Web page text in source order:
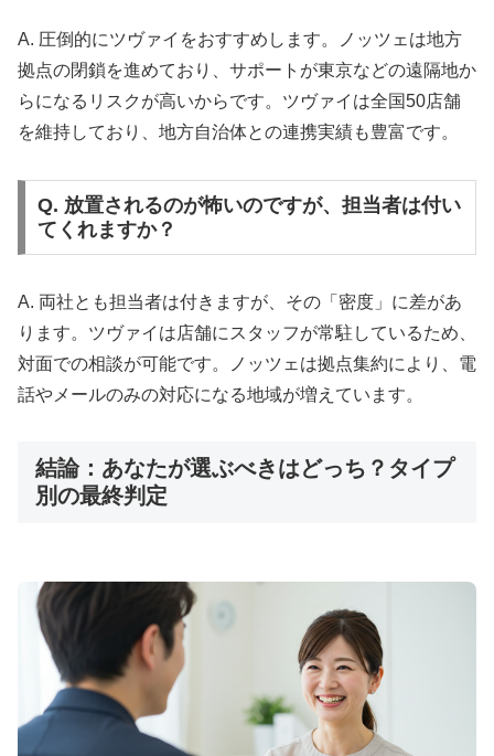
A. 圧倒的にツヴァイをおすすめします。ノッツェは地方
拠点の閉鎖を進めており、サポートが東京などの遠隔地か
らになるリスクが高いからです。ツヴァイは全国50店舗
を維持しており、地方自治体との連携実績も豊富です。
Q. 放置されるのが怖いのですが、担当者は付い
てくれますか？
A. 両社とも担当者は付きますが、その「密度」に差があ
ります。ツヴァイは店舗にスタッフが常駐しているため、
対面での相談が可能です。ノッツェは拠点集約により、電
話やメールのみの対応になる地域が増えています。
結論：あなたが選ぶべきはどっち？タイプ
別の最終判定